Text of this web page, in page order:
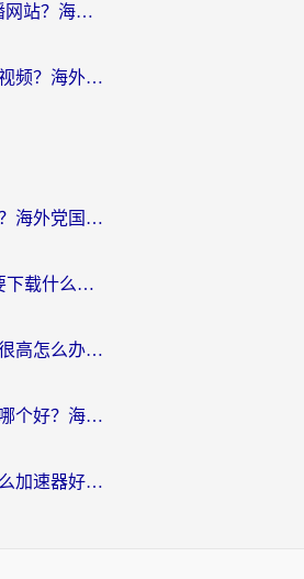
在国外怎么看nba直播网站？海外党专属体育观赛指南，告别地区限制！
国外怎么看手机腾讯视频？海外党亲测有效的追剧加速器选择指南
德国怎么玩最强祖师？海外党国服游戏加速器选择全攻略（附宝可梦Online实测）
在国外玩QQ飞车需要下载什么加速器呢？海外党亲测有效的国服游戏加速指南
雪糕工厂国外玩延迟很高怎么办？海外玩家国服游戏加速终极攻略（附实测推荐）
打江南百景图加速器哪个好？海外党踩坑N次后，终于找到不卡的秘诀
非洲玩装甲战争用什么加速器好？海外党亲测有效的国服游戏加速方案